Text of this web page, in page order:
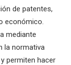
de patentes,
económico.
mediante
la normativa
permiten hacer